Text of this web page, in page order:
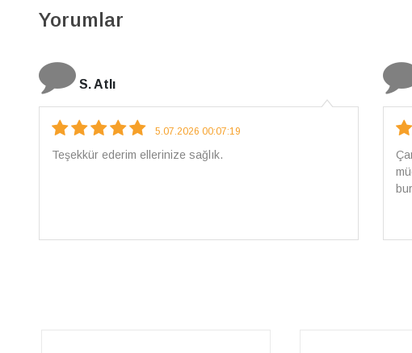
Yorumlar
N. Elçi
4.08.2026 16:27:03
Çarpıcı ve olağanüstü bir işçilikle hazırlanmış bir